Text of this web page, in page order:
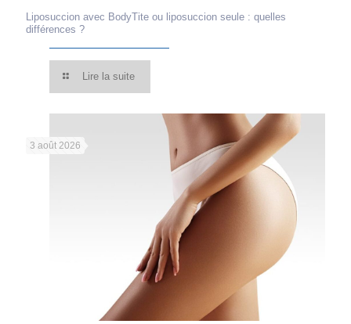
Liposuccion avec BodyTite ou liposuccion seule : quelles
différences ?
Lire la suite
3 août 2026